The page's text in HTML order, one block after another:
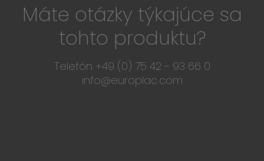
Máte otázky týkajúce sa
tohto produktu?
Telefón +49 (0) 75 42 - 93 66 0
info@europlac.com